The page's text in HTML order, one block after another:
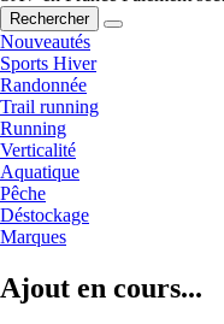
Rechercher
Nouveautés
Sports Hiver
Randonnée
Trail running
Running
Verticalité
Aquatique
Pêche
Déstockage
Marques
Ajout en cours...